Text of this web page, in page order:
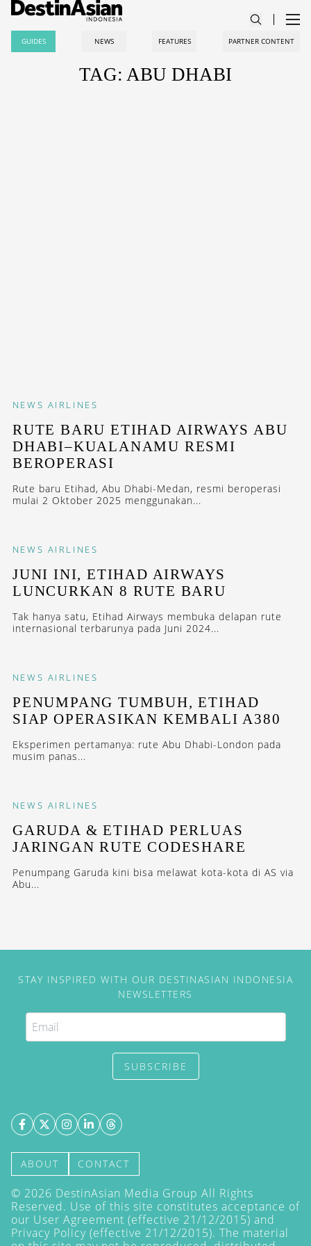
GUIDES NEWS FEATURES PARTNER CONTENT
TAG: ABU DHABI
NEWS AIRLINES
RUTE BARU ETIHAD AIRWAYS ABU
DHABI–KUALANAMU RESMI
BEROPERASI
Rute baru Etihad, Abu Dhabi-Medan, resmi beroperasi
mulai 2 Oktober 2025 menggunakan...
NEWS AIRLINES
JUNI INI, ETIHAD AIRWAYS
LUNCURKAN 8 RUTE BARU
Tak hanya satu, Etihad Airways membuka delapan rute
internasional terbarunya pada Juni 2024...
NEWS AIRLINES
PENUMPANG TUMBUH, ETIHAD
SIAP OPERASIKAN KEMBALI A380
Eksperimen pertamanya: rute Abu Dhabi-London pada
musim panas...
NEWS AIRLINES
GARUDA & ETIHAD PERLUAS
JARINGAN RUTE CODESHARE
Penumpang Garuda kini bisa melawat kota-kota di AS via
Abu...
STAY INSPIRED WITH OUR DESTINASIAN INDONESIA
NEWSLETTERS
SUBSCRIBE
ABOUT CONTACT
© 2026 DestinAsian Media Group All Rights
Reserved. Use of this site constitutes acceptance of
our User Agreement (effective 21/12/2015) and
Privacy Policy (effective 21/12/2015). The material